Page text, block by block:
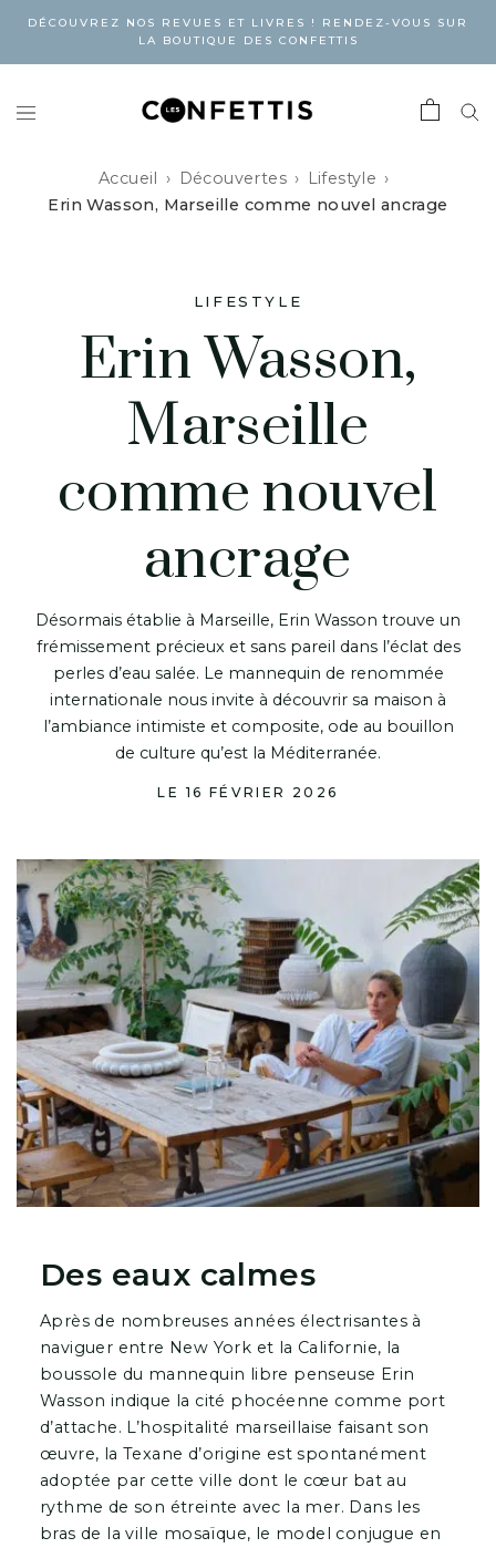
DÉCOUVREZ NOS REVUES ET LIVRES ! RENDEZ-VOUS SUR
LA BOUTIQUE DES CONFETTIS
Accueil Découvertes
Lifestyle
Erin Wasson, Marseille comme nouvel ancrage
LIFESTYLE
Erin Wasson,
Marseille
comme nouvel
ancrage
Désormais établie à Marseille, Erin Wasson trouve un
frémissement précieux et sans pareil dans l’éclat des
perles d’eau salée. Le mannequin de renommée
internationale nous invite à découvrir sa maison à
l’ambiance intimiste et composite, ode au bouillon
de culture qu’est la Méditerranée.
LE 16 FÉVRIER 2026
Des eaux calmes
Après de nombreuses années électrisantes à
naviguer entre New York et la Californie, la
boussole du mannequin libre penseuse Erin
Wasson indique la cité phocéenne comme port
d’attache. L’hospitalité marseillaise faisant son
œuvre, la Texane d’origine est spontanément
adoptée par cette ville dont le cœur bat au
rythme de son étreinte avec la mer. Dans les
bras de la ville mosaïque, le model conjugue en